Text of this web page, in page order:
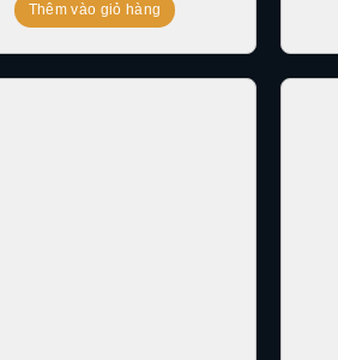
Thêm vào giỏ hàng